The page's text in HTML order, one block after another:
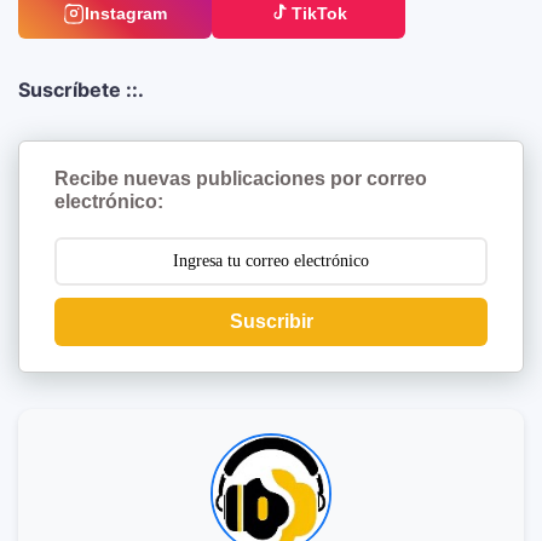
Instagram TikTok
Suscríbete ::.
Recibe nuevas publicaciones por correo
electrónico:
Suscribir